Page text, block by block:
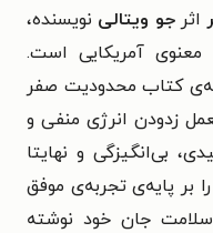
اثرجو ویتالی نویسنده‌،
آمریکایی است.
کتاب محدودیت صفر
زدودن انرژی منفی و
بی‌انگیزگی و نهایتا
بر پایه‌ی تجربه‌ی موفق
جان خود نوشته